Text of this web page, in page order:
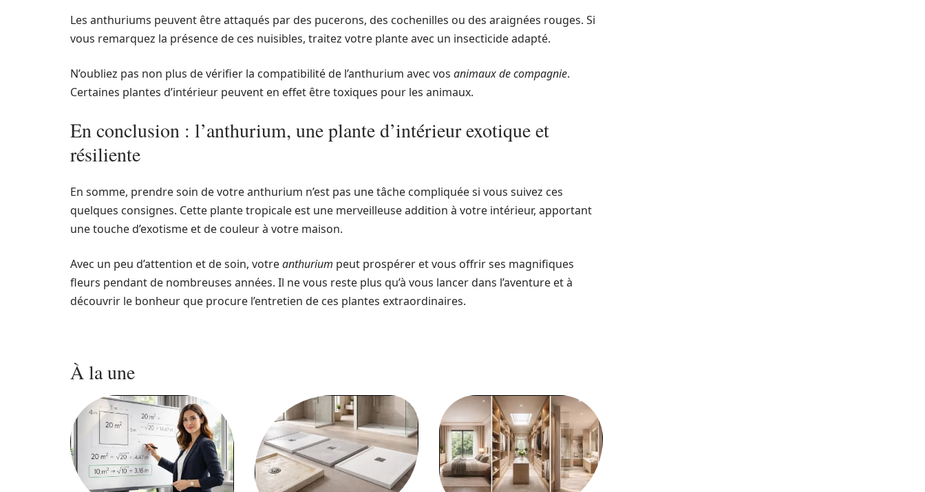
Les anthuriums peuvent être attaqués par des pucerons, des cochenilles ou des araignées rouges. Si
vous remarquez la présence de ces nuisibles, traitez votre plante avec un insecticide adapté.
N’oubliez pas non plus de vérifier la compatibilité de l’anthurium avec vos animaux de compagnie.
Certaines plantes d’intérieur peuvent en effet être toxiques pour les animaux.
En conclusion : l’anthurium, une plante d’intérieur exotique et
résiliente
En somme, prendre soin de votre anthurium n’est pas une tâche compliquée si vous suivez ces
quelques consignes. Cette plante tropicale est une merveilleuse addition à votre intérieur, apportant
une touche d’exotisme et de couleur à votre maison.
Avec un peu d’attention et de soin, votreanthurium peut prospérer et vous offrir ses magnifiques
fleurs pendant de nombreuses années. Il ne vous reste plus qu’à vous lancer dans l’aventure et à
découvrir le bonheur que procure l’entretien de ces plantes extraordinaires.
À la une